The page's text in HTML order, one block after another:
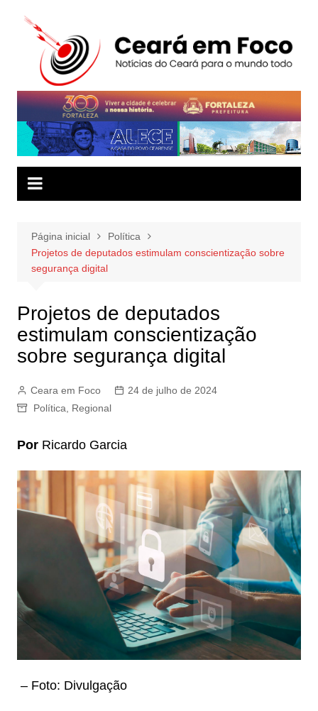
conteúdo
Página inicial
Política
Projetos de deputados estimulam conscientização sobre
segurança digital
Projetos de deputados
estimulam conscientização
sobre segurança digital
Ceara em Foco
24 de julho de 2024
Política, Regional
Por Ricardo Garcia
– Foto: Divulgação